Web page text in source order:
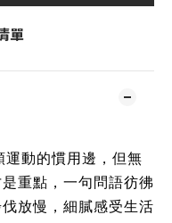
單
運動的慣用邊，但無
重點，一句問語彷彿
放慢，細膩感受生活